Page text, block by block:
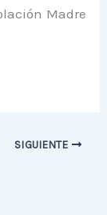
Madre
SIGUIENTE